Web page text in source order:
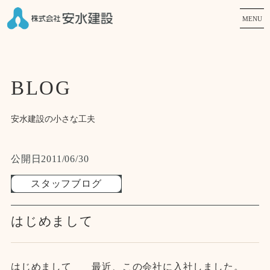
MENU
BLOG
安水建設の小さな工夫
公開日 2011/06/30
スタッフブログ
はじめまして
はじめまして 最近、この会社に入社しました。